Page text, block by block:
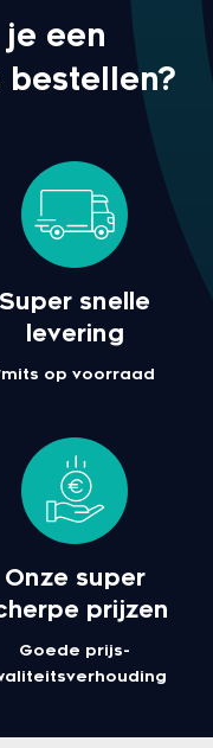
een
Super snelle
levering
op voorraad
Onze super
prijzen
Goede prijs-